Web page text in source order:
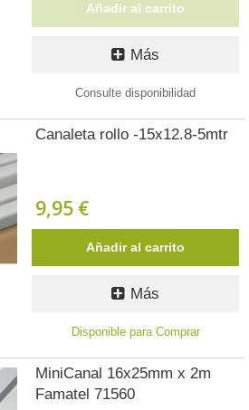
Añadir al carrito
Más
Consulte disponibilidad
Canaleta rollo -15x12.8-5mtr
9,95 €
Añadir al carrito
Más
Disponible para Comprar
MiniCanal 16x25mm x 2m
Famatel 71560